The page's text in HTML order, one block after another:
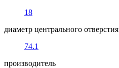
18
диаметр центрального отверстия
74.1
производитель